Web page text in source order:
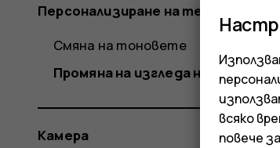
Персонализиране на телефона
Смяна на тоновете
Промяна на изгледа на началния
Камера
всяко
повече